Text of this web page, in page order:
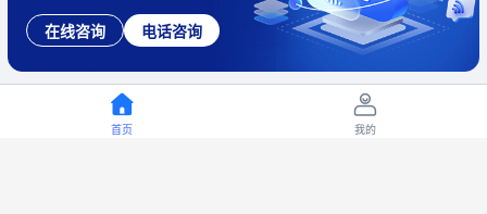
在线咨询 电话咨询
首页 我的